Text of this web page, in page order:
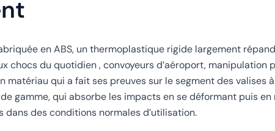
en ABS, un thermoplastique rigide largement
chocs du quotidien , convoyeurs d’aéroport, manipulation
matériau qui a fait ses preuves sur le segment des valises
gamme, qui absorbe les impacts en se déformant puis
des conditions normales d’utilisation.